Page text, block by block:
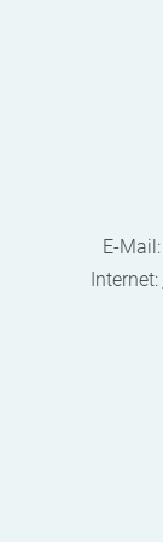
E-Mail:
Internet: